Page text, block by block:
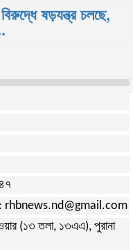
ষড়যন্ত্র চলছে,
rhbnews.nd@gmail.com
(১৩ তলা, ১৩এএ), পুরানা